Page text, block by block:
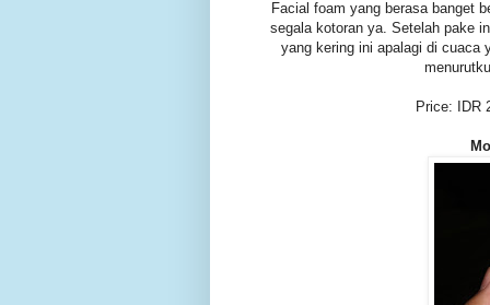
Facial foam yang berasa banget
segala kotoran ya. Setelah pake
yang kering ini apalagi di cuaca
Price: IDR